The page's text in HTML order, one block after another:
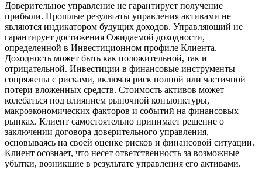
Доверительное управление не гарантирует получение
прибыли. Прошлые результаты управления активами не
являются индикатором будущих доходов. Управляющий не
гарантирует достижения Ожидаемой доходности,
определенной в Инвестиционном профиле Клиента.
Доходность может быть как положительной, так и
отрицательной. Инвестиции в финансовые инструменты
сопряжены с рисками, включая риск полной или частичной
потери вложенных средств. Стоимость активов может
колебаться под влиянием рыночной конъюнктуры,
макроэкономических факторов и событий на финансовых
рынках. Клиент самостоятельно принимает решение о
заключении договора доверительного управления,
основываясь на своей оценке рисков и финансовой ситуации.
Клиент осознает, что несет ответственность за возможные
убытки, возникшие в результате управления его активами.